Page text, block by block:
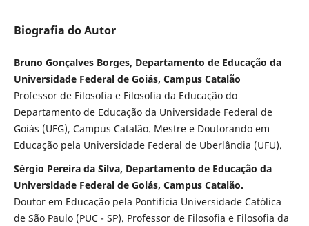
Biografia do Autor
Bruno Gonçalves Borges, Departamento de Educação da
Universidade Federal de Goiás, Campus Catalão
Professor de Filosofia e Filosofia da Educação do
Departamento de Educação da Universidade Federal de
Goiás (UFG), Campus Catalão. Mestre e Doutorando em
Educação pela Universidade Federal de Uberlândia (UFU).
Sérgio Pereira da Silva, Departamento de Educação da
Universidade Federal de Goiás, Campus Catalão.
Doutor em Educação pela Pontifícia Universidade Católica
de São Paulo (PUC - SP). Professor de Filosofia e Filosofia da